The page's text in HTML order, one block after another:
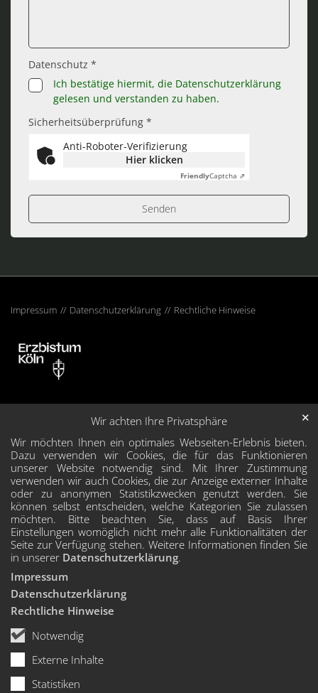
Wir achten Ihre Privatsphäre
Wir möchten Ihnen ein optimales Webseiten-Erlebnis bieten.
Dazu verwenden wir Cookies, die für das Funktionieren
unserer Website notwendig sind. Mit Ihrer Zustimmung
verwenden wir auch Cookies, die zur Anzeige externer Inhalte
oder zu anonymen Statistikzwecken genutzt werden. Sie
können selbst entscheiden, welche Kategorien Sie zulassen
möchten. Bitte beachten Sie, dass auf Basis Ihrer
Einstellungen womöglich nicht mehr alle Funktionalitäten der
Seite zur Verfügung stehen. Weitere Informationen finden Sie
in unserer Datenschutzerklärung.
Notwendig
Externe Inhalte
Statistiken
✕
Impressum
Datenschutzerklärung
Rechtliche Hinweise
Datenschutz *
Ich bestätige hiermit, die Datenschutzerklärung
gelesen und verstanden zu haben.
Sicherheitsüberprüfung *
Anti-Roboter-Verifizierung
Hier klicken
FriendlyCaptcha ⇗
Impressum Datenschutzerklärung Rechtliche Hinweise